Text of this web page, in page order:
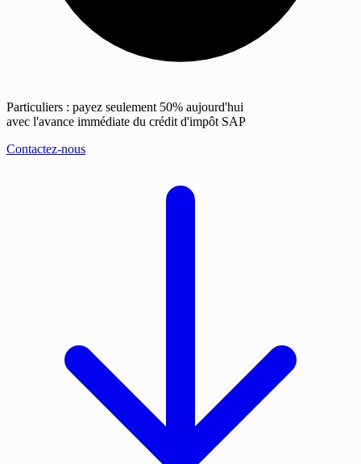
Particuliers : payez seulement 50% aujourd'hui
avec l'avance immédiate du crédit d'impôt SAP
Contactez-nous